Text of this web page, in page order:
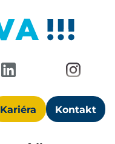
Kariéra Kontakt